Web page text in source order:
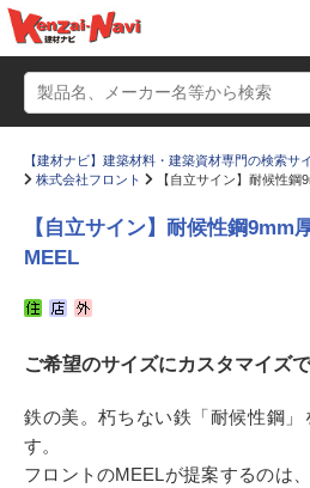
動画
Q＆A
お気に入り
【建材ナビ】建築材料・建築資材専門の検索サ
株式会社フロント
【自立サイン】耐候性鋼
【自立サイン】耐候性鋼9mm
MEEL
ご希望のサイズにカスタマイズ
鉄の美。朽ちない鉄「耐候性鋼
す。
フロントのMEELが提案するのは